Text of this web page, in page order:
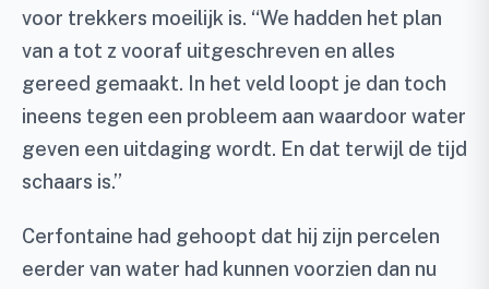
voor trekkers moeilijk is. “We hadden het plan
van a tot z vooraf uitgeschreven en alles
gereed gemaakt. In het veld loopt je dan toch
ineens tegen een probleem aan waardoor water
geven een uitdaging wordt. En dat terwijl de tijd
schaars is.”
Cerfontaine had gehoopt dat hij zijn percelen
eerder van water had kunnen voorzien dan nu